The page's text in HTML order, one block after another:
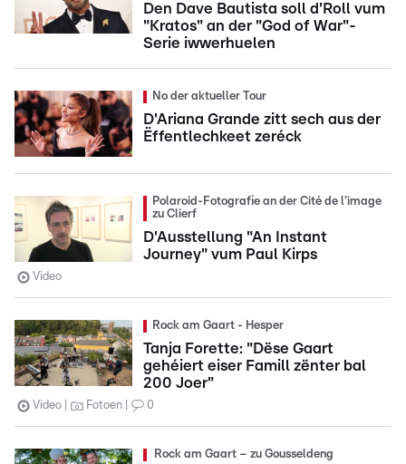
Den Dave Bautista soll d'Roll vum
"Kratos" an der "God of War"-
Serie iwwerhuelen
No der aktueller Tour
D'Ariana Grande zitt sech aus der
Ëffentlechkeet zeréck
Polaroid-Fotografie an der Cité de l'image
zu Clierf
D'Ausstellung "An Instant
Journey" vum Paul Kirps
Video
Rock am Gaart - Hesper
Tanja Forette: "Dëse Gaart
gehéiert eiser Famill zënter bal
200 Joer"
Video Fotoen 0
Rock am Gaart – zu Gousseldeng